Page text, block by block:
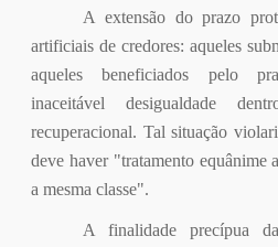
A extensão do prazo
artificiais de credores: aqueles
aqueles beneficiados pelo
inaceitável desigualdade
recuperacional. Tal situação
deve haver "tratamento equânime
a mesma classe".
A finalidade precípua